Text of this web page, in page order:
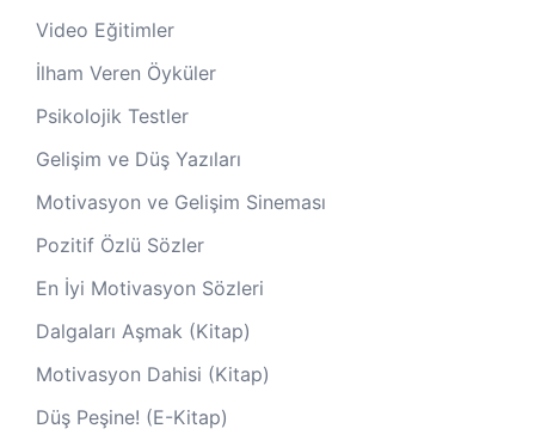
Video Eğitimler
İlham Veren Öyküler
Psikolojik Testler
Gelişim ve Düş Yazıları
Motivasyon ve Gelişim Sineması
Pozitif Özlü Sözler
En İyi Motivasyon Sözleri
Dalgaları Aşmak (Kitap)
Motivasyon Dahisi (Kitap)
Düş Peşine! (E-Kitap)